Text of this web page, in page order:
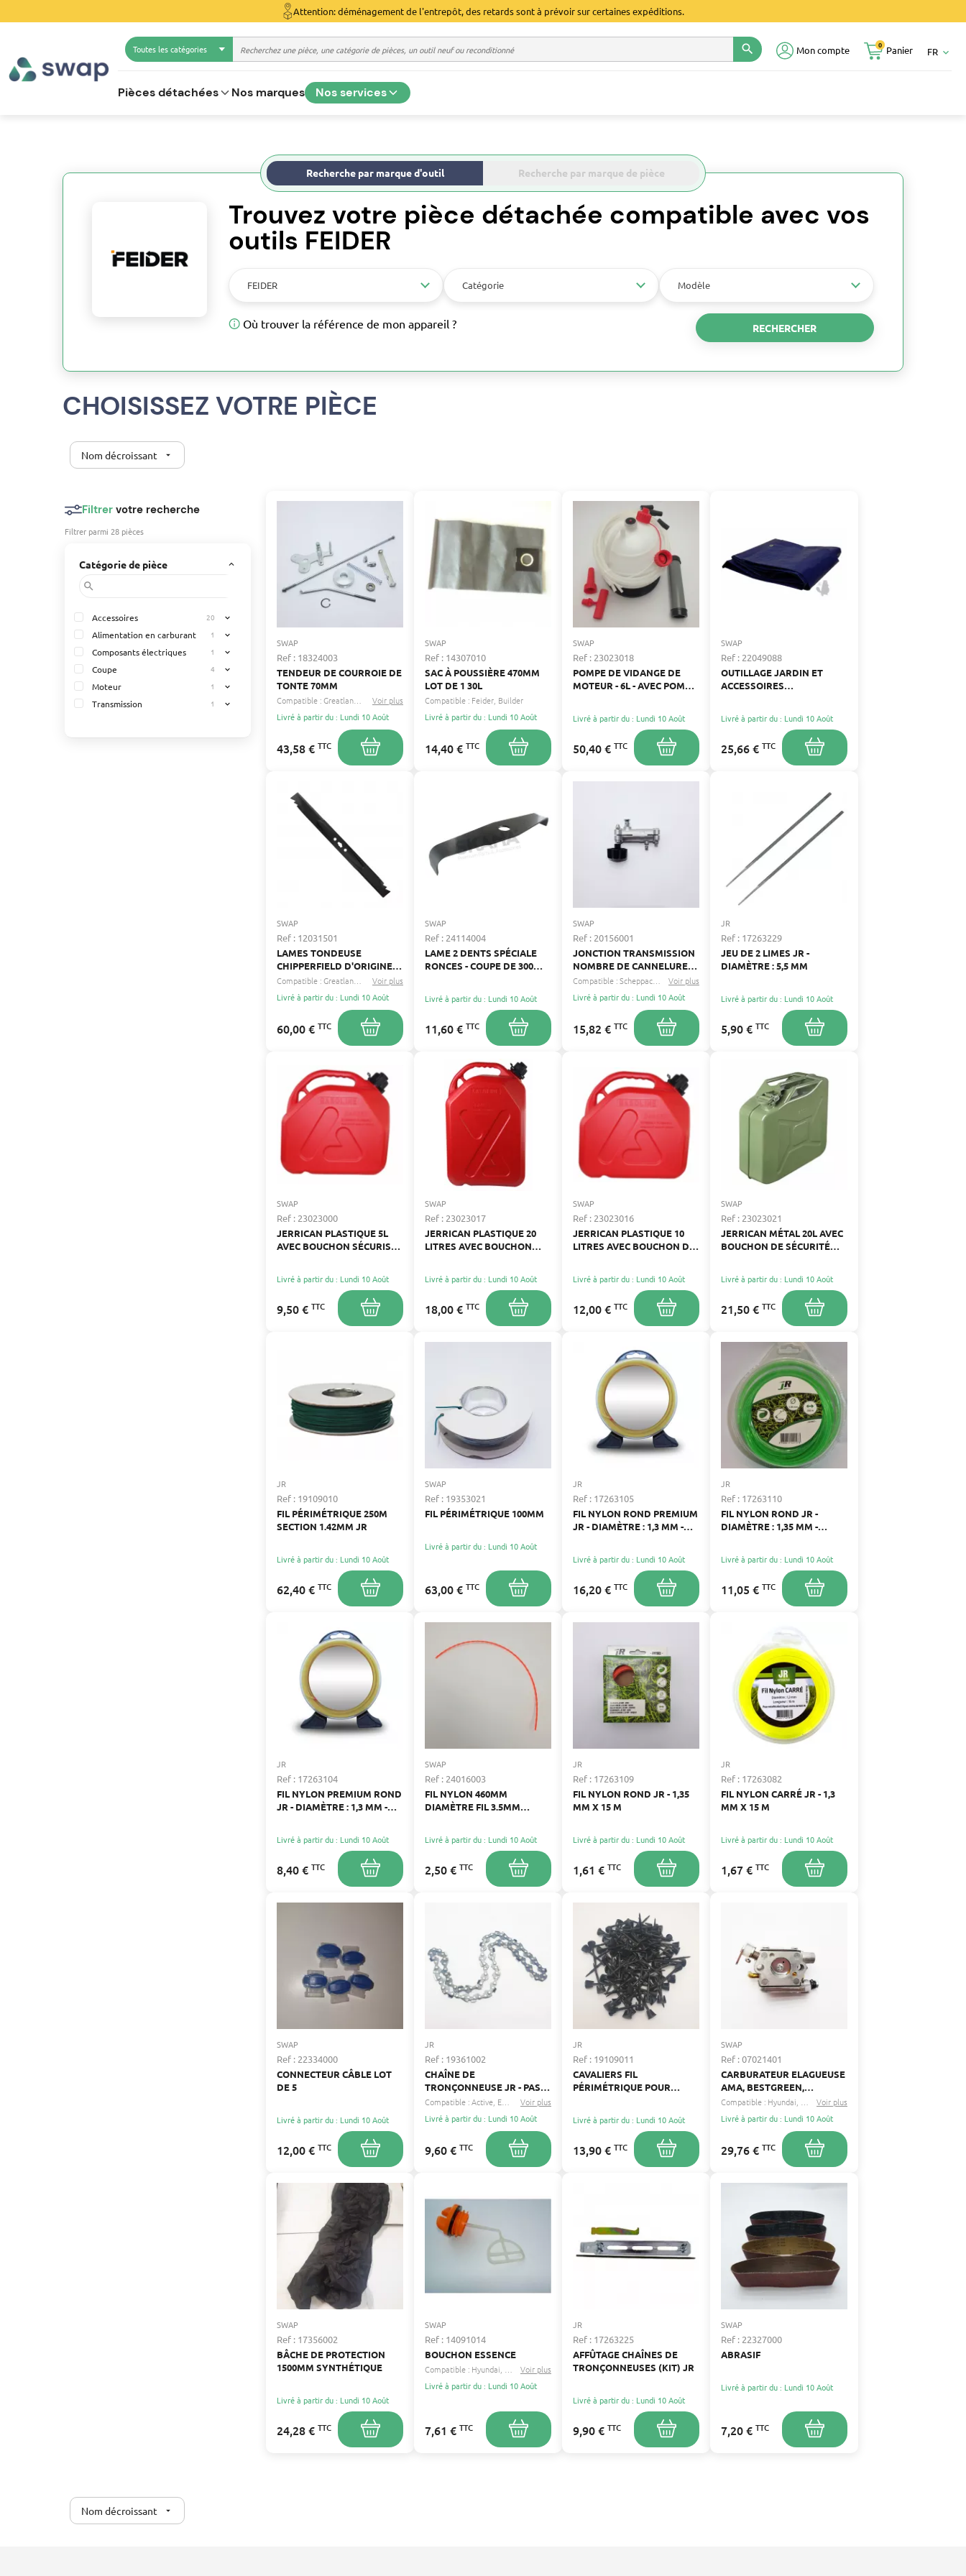
Attention: déménagement de l'entrepôt, des retards sont à prévoir sur certaines expéditions.
Toutes les catégories search Mon compte Panier
0
FR keyboard_arrow_down
Pièces détachées Nos marques Nos services
Recherche par marque d'outil Recherche par marque de pièce
Trouvez votre pièce détachée compatible avec vos
outils FEIDER
FEIDER Catégorie Modèle
Où trouver la référence de mon appareil ? RECHERCHER
CHOISISSEZ VOTRE PIÈCE
Nom décroissant arrow_drop_down
Filtrer votre recherche
Filtrer parmi 28 pièces
Catégorie de pièce keyboard_arrow_up
search
Accessoires 20 expand_more
Alimentation en carburant 1 expand_more
Composants électriques 1 expand_more
Coupe 4 expand_more
Moteur 1 expand_more
Transmission 1 expand_more
SWAP
Ref : 18324003
TENDEUR DE COURROIE DE
TONTE 70MM
Compatible : Racing...
Voir plus
Livré à partir du : Lundi 10 Août
43,58 € TTC
SWAP
Ref : 14307010
SAC À POUSSIÈRE 470MM
LOT DE 1 30L
Compatible : Feider Builder
Livré à partir du : Lundi 10 Août
14,40 € TTC
SWAP
Ref : 23023018
POMPE DE VIDANGE DE
MOTEUR - 6L - AVEC POMPE
Livré à partir du : Lundi 10 Août
50,40 € TTC
SWAP
Ref : 22049088
OUTILLAGE JARDIN ET
ACCESSOIRES
Livré à partir du : Lundi 10 Août
25,66 € TTC
SWAP
Ref : 12031501
LAMES TONDEUSE
CHIPPERFIELD D'ORIGINE
605MM
Compatible : Racing...
Voir plus
Livré à partir du : Lundi 10 Août
60,00 € TTC
SWAP
Ref : 24114004
LAME 2 DENTS SPÉCIALE
RONCES - COUPE DE 300
Livré à partir du : Lundi 10 Août
11,60 € TTC
SWAP
Ref : 20156001
JONCTION TRANSMISSION
NOMBRE DE CANNELURES
9 26MM
Compatible : Feider ...
Voir plus
Livré à partir du : Lundi 10 Août
15,82 € TTC
JR
Ref : 17263229
JEU DE 2 LIMES JR -
DIAMÈTRE : 5,5 MM
Livré à partir du : Lundi 10 Août
5,90 € TTC
SWAP
Ref : 23023000
JERRICAN PLASTIQUE 5L
AVEC BOUCHON SÉCURISÉ
Livré à partir du : Lundi 10 Août
9,50 € TTC
SWAP
Ref : 23023017
JERRICAN PLASTIQUE 20
LITRES AVEC BOUCHON
Livré à partir du : Lundi 10 Août
18,00 € TTC
SWAP
Ref : 23023016
JERRICAN PLASTIQUE 10
LITRES AVEC BOUCHON DE
Livré à partir du : Lundi 10 Août
12,00 € TTC
SWAP
Ref : 23023021
JERRICAN MÉTAL 20L AVEC
BOUCHON DE SÉCURITÉ
Livré à partir du : Lundi 10 Août
21,50 € TTC
JR
Ref : 19109010
FIL PÉRIMÉTRIQUE 250M
SECTION 1.42MM JR
Livré à partir du : Lundi 10 Août
62,40 € TTC
SWAP
Ref : 19353021
FIL PÉRIMÉTRIQUE 100MM
Livré à partir du : Lundi 10 Août
63,00 € TTC
JR
Ref : 17263105
FIL NYLON ROND PREMIUM
JR - DIAMÈTRE : 1,3 MM -
Livré à partir du : Lundi 10 Août
16,20 € TTC
JR
Ref : 17263110
FIL NYLON ROND JR -
DIAMÈTRE : 1,35 MM -
Livré à partir du : Lundi 10 Août
11,05 € TTC
JR
Ref : 17263104
FIL NYLON PREMIUM ROND
JR - DIAMÈTRE : 1,3 MM -
Livré à partir du : Lundi 10 Août
8,40 € TTC
SWAP
Ref : 24016003
FIL NYLON 460MM
DIAMÈTRE FIL 3.5MM
Livré à partir du : Lundi 10 Août
2,50 € TTC
JR
Ref : 17263109
FIL NYLON ROND JR - 1,35
MM X 15 M
Livré à partir du : Lundi 10 Août
1,61 € TTC
JR
Ref : 17263082
FIL NYLON CARRÉ JR - 1,3
MM X 15 M
Livré à partir du : Lundi 10 Août
1,67 € TTC
SWAP
Ref : 22334000
CONNECTEUR CÂBLE LOT
DE 5
Livré à partir du : Lundi 10 Août
12,00 € TTC
JR
Ref : 19361002
CHAÎNE DE
TRONÇONNEUSE JR - PAS
DE CHAÎNE : 3/8"LP - JAUGE
: 0.050" 1.3 MM - 40
ENTRAINEURS - LONGUEUR
DE COUPE : 25 CM
Compatible :Active Eckman ...
Voir plus
Livré à partir du : Lundi 10 Août
9,60 € TTC
JR
Ref : 19109011
CAVALIERS FIL
PÉRIMÉTRIQUE POUR
Livré à partir du : Lundi 10 Août
13,90 € TTC
SWAP
Ref : 07021401
CARBURATEUR ELAGUEUSE
AMA, BESTGREEN,
BRICOMARCHE, EINHELL
ENTRAXE 31MM DIAMÈTRE
INTÉRIEUR 13MM
Compatible : Hyundai Racing...
Voir plus
Livré à partir du : Lundi 10 Août
29,76 € TTC
SWAP
Ref : 17356002
BÂCHE DE PROTECTION
1500MM SYNTHÉTIQUE
Livré à partir du : Lundi 10 Août
24,28 € TTC
SWAP
Ref : 14091014
BOUCHON ESSENCE
Compatible : Hyundai Sanli...
Voir plus
Livré à partir du : Lundi 10 Août
7,61 € TTC
JR
Ref : 17263225
AFFÛTAGE CHAÎNES DE
TRONÇONNEUSES (KIT) JR
Livré à partir du : Lundi 10 Août
9,90 € TTC
SWAP
Ref : 22327000
ABRASIF
Livré à partir du : Lundi 10 Août
7,20 € TTC
Nom décroissant arrow_drop_down